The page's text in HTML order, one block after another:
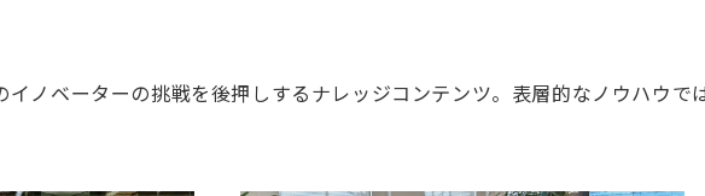
イノベーターの挑戦を後押しするナレッジコンテンツ。表層的なノウハウ